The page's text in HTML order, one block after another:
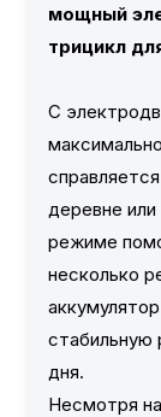
мощный
трицикл
С
деревне
режиме
несколько
стабильную
дня.
Несмотря